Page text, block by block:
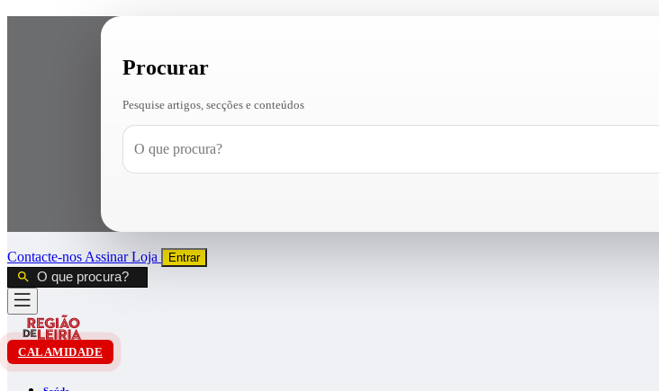
Procurar
Pesquise artigos, secções e conteúdos
Contacte-nos AssinarLoja Entrar
CALAMIDADE